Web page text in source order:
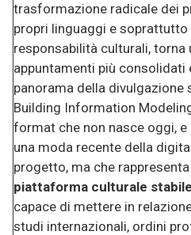
trasformazione radicale dei
propri linguaggi e soprattutto
responsabilità culturali, torna
appuntamenti più consolidati
panorama della divulgazione
Building Information
format che non nasce oggi, e
una moda recente della
progetto, ma che
piattaforma culturale
capace di mettere in
studi internazionali, ordini